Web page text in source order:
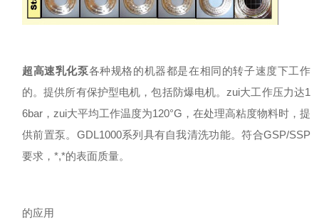
超高速乳化泵各种规格的机器都是在相同的转子速度下工作
的。提供所有保护型电机，包括防爆电机。zui大工作压力达1
6bar，zui大平均工作温度为120°G，在处理高粘度物料时，提
供前置泵。GDL1000系列具有自我清洗功能。符合GSP/SSP
要求，*,*的表面质量。
的应用